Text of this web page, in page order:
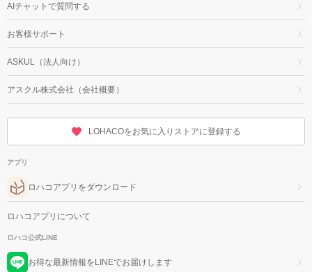
AIチャットで質問する
お客様サポート
ASKUL（法人向け）
アスクル株式会社（会社概要）
LOHACOをお気に入りストアに登録する
アプリ
ロハコアプリをダウンロード
ロハコアプリについて
ロハコ公式LINE
お得な最新情報をLINEでお届けします